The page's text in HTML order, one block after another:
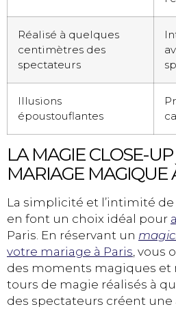
Réalisé à quelques
centimètres des
spectateurs
Illusions
époustouflantes
LA MAGIE CLOSE-
MARIAGE MAGIQUE
La simplicité et l’intimité
en font un choix idéal pour
Paris. En réservant un
votre mariage à Paris, vous
des moments magiques et
tours de magie réalisés à
des spectateurs créent